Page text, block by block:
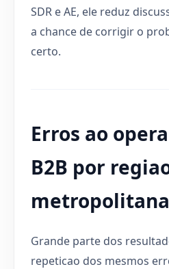
SDR e AE, ele reduz
a chance de corrigir o
certo.
Erros ao
B2B por
metropolitana
Grande parte dos
repeticao dos mesmos